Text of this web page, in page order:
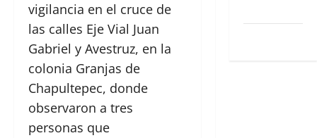
vigilancia en el cruce de
las calles Eje Vial Juan
Gabriel y Avestruz, en la
colonia Granjas de
Chapultepec, donde
observaron a tres
personas que